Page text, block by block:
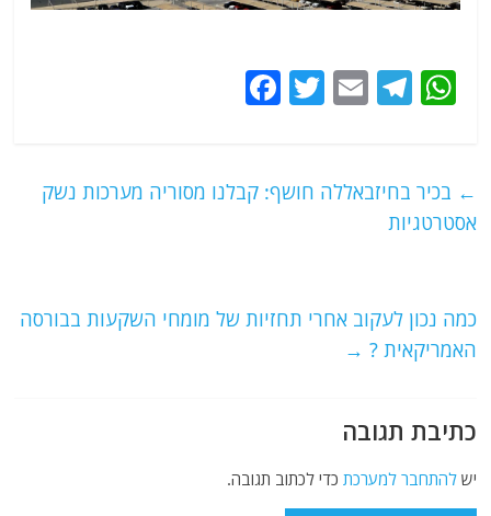
W
s
A
T
g
E
l
T
er
e
k
← בכיר בחיזבאללה חושף: קבלנו מסוריה מערכות נשק
אסטרטגיות
כמה נכון לעקוב אחרי תחזיות של מומחי השקעות בבורסה
האמריקאית ? →
כתיבת תגובה
ישלהתחבר למערכת כדי לכתוב תגובה.